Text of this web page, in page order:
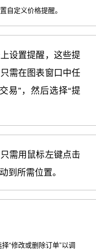
自定义价格提醒。
设置提醒，这些提
需在图表窗口中任
易”，然后选择“提
需用鼠标左键点击
到所需位置。
“修改或删除订单”以调